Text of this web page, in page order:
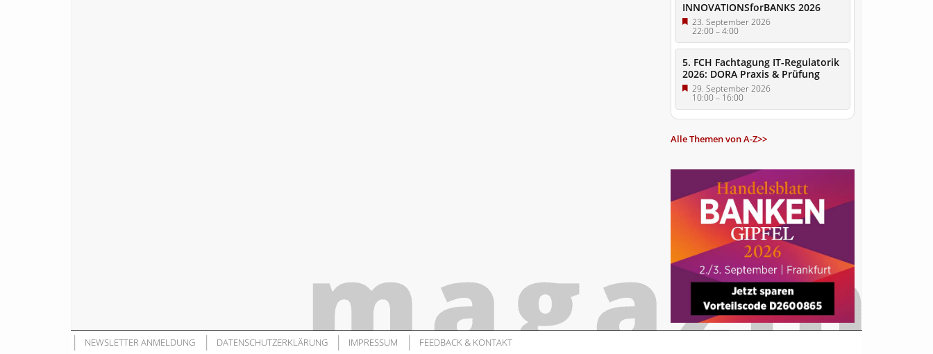
INNOVATIONSforBANKS 2026
23. September 2026
22:00–4:00
5. FCH Fachtagung IT-Regulatorik
2026: DORA Praxis & Prüfung
29. September 2026
10:00– 16:00
Alle Themen von A-Z>>
NEWSLETTER ANMELDUNG DATENSCHUTZERKLÄRUNG IMPRESSUM FEEDBACK & KONTAKT